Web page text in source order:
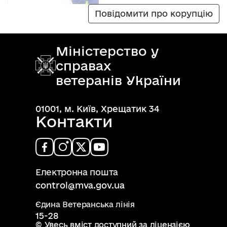
Повідомити про корупцію
Міністерство у
справах
ветеранів України
01001, м. Київ, Хрещатик 34
Контакти
Електронна пошта
control@mva.gov.ua
Єдина Ветеранська лінія
15-28
© Увесь вміст доступний за ліцензією